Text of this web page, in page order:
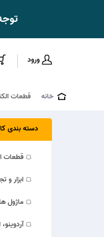
ورود
خانه قطعات
دسته بندی
قطعات
ابزار و
ماژول